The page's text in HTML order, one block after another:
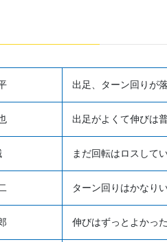
出足、ターン回りが
出足がよくて伸びは
まだ回転はロスして
ターン回りはかなり
伸びはずっとよかっ